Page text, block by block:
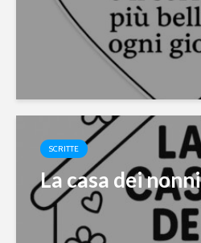
SCRITTE
La casa dei nonni